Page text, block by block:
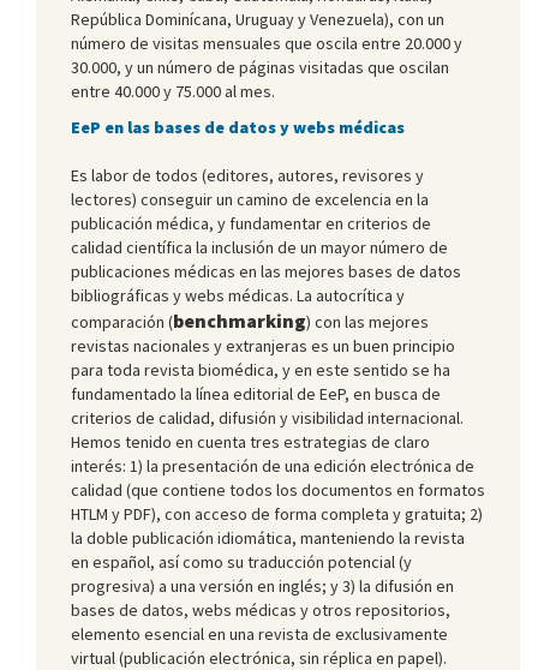
República Dominícana, Uruguay y Venezuela), con un
número de visitas mensuales que oscila entre 20.000 y
30.000, y un número de páginas visitadas que oscilan
entre 40.000 y 75.000 al mes.
EeP en las bases de datos y webs médicas
Es labor de todos (editores, autores, revisores y
lectores) conseguir un camino de excelencia en la
publicación médica, y fundamentar en criterios de
calidad científica la inclusión de un mayor número de
publicaciones médicas en las mejores bases de datos
bibliográficas y webs médicas. La autocrítica y
comparación (benchmarking) con las mejores
revistas nacionales y extranjeras es un buen principio
para toda revista biomédica, y en este sentido se ha
fundamentado la línea editorial de EeP, en busca de
criterios de calidad, difusión y visibilidad internacional.
Hemos tenido en cuenta tres estrategias de claro
interés: 1) la presentación de una edición electrónica de
calidad (que contiene todos los documentos en formatos
HTLM y PDF), con acceso de forma completa y gratuita; 2)
la doble publicación idiomática, manteniendo la revista
en español, así como su traducción potencial (y
progresiva) a una versión en inglés; y 3) la difusión en
bases de datos, webs médicas y otros repositorios,
elemento esencial en una revista de exclusivamente
virtual (publicación electrónica, sin réplica en papel).